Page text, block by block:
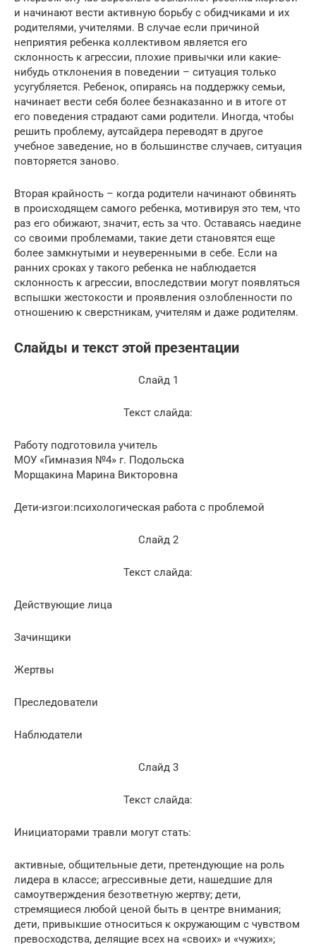
и начинают вести активную борьбу с обидчиками и их
родителями, учителями. В случае если причиной
неприятия ребенка коллективом является его
склонность к агрессии, плохие привычки или какие-
нибудь отклонения в поведении – ситуация только
усугубляется. Ребенок, опираясь на поддержку семьи,
начинает вести себя более безнаказанно и в итоге от
его поведения страдают сами родители. Иногда, чтобы
решить проблему, аутсайдера переводят в другое
учебное заведение, но в большинстве случаев, ситуация
повторяется заново.
Вторая крайность – когда родители начинают обвинять
в происходящем самого ребенка, мотивируя это тем, что
раз его обижают, значит, есть за что. Оставаясь наедине
со своими проблемами, такие дети становятся еще
более замкнутыми и неуверенными в себе. Если на
ранних сроках у такого ребенка не наблюдается
склонность к агрессии, впоследствии могут появляться
вспышки жестокости и проявления озлобленности по
отношению к сверстникам, учителям и даже родителям.
Слайды и текст этой презентации
Слайд 1
Текст слайда:
Работу подготовила учитель
МОУ «Гимназия №4» г. Подольска
Морщакина Марина Викторовна
Дети-изгои:психологическая работа с проблемой
Слайд 2
Текст слайда:
Действующие лица
Зачинщики
Жертвы
Преследователи
Наблюдатели
Слайд 3
Текст слайда:
Инициаторами травли могут стать:
активные, общительные дети, претендующие на роль
лидера в классе; агрессивные дети, нашедшие для
самоутверждения безответную жертву; дети,
стремящиеся любой ценой быть в центре внимания;
дети, привыкшие относиться к окружающим с чувством
превосходства, делящие всех на «своих» и «чужих»;